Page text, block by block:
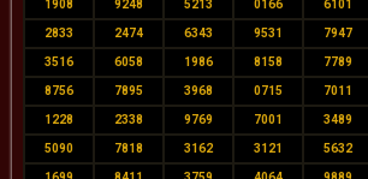
1908 9248 5213 0166 6101
2833 2474 6343 9531 7947
3516 6058 1986 8158 7789
8756 7895 3968 0715 7011
1228 2338 9769 7001 3489
5090 7818 3162 3121 5632